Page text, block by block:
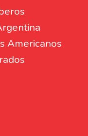
Americanos